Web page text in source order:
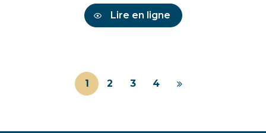
Lire en ligne
1 2 3 4
Page